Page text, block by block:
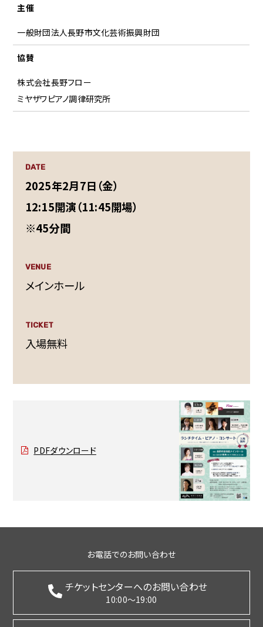
主催
一般財団法人長野市文化芸術振興財団
協賛
株式会社長野フロー
ミヤザワピアノ調律研究所
DATE
2025年2月7日（金）
12:15開演（11:45開場）
※45分間
VENUE
メインホール
TICKET
入場無料
PDFダウンロード
お電話でのお問い合わせ
チケットセンターへのお問い合わせ
10:00～19:00